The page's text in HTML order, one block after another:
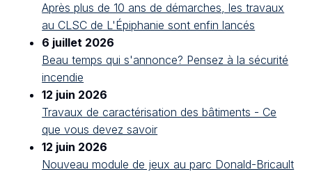
Après plus de 10 ans de démarches, les travaux
au CLSC de L'Épiphanie sont enfin lancés
6 juillet 2026
Beau temps qui s'annonce? Pensez à la sécurité
incendie
12 juin 2026
Travaux de caractérisation des bâtiments - Ce
que vous devez savoir
12 juin 2026
Nouveau module de jeux au parc Donald-Bricault